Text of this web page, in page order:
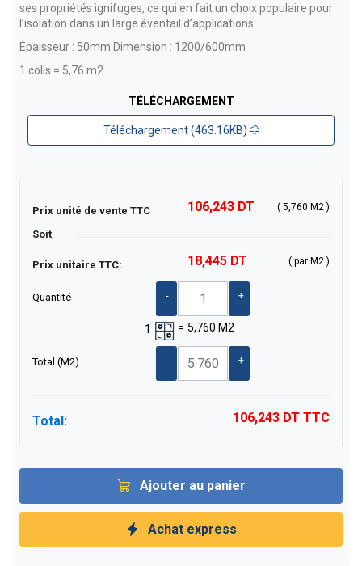
ses propriétés ignifuges, ce qui en fait un choix populaire pour
l’isolation dans un large éventail d’applications.
Épaisseur : 50mm Dimension : 1200/600mm
1 colis = 5,76 m2
TÉLÉCHARGEMENT
Téléchargement (463.16KB)
Prix unité de vente TTC 106,243 DT ( 5,760 M2 )
Soit
Prix unitaire TTC: 18,445 DT ( par M2 )
Quantité - +
1 = 5,760 M2
Total (M2) - +
Total: 106,243 DT TTC
Ajouter au panier
Achat express